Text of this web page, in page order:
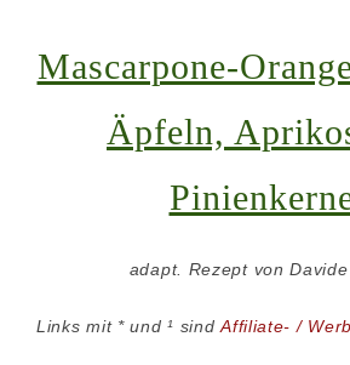
Mascarpone-
Äpfeln,
adapt. Rezept von
Links mit * und ¹ sindAffiliate- /